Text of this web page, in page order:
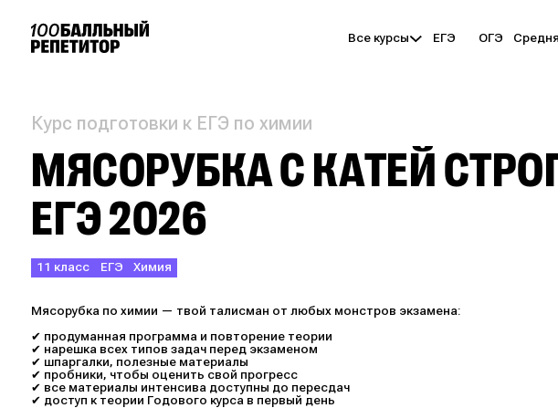
Все курсы ЕГЭ ОГЭ
Курс подготовки к ЕГЭ по химии
МЯСОРУБКА С КАТЕЙ
ЕГЭ 2026
11 класс ЕГЭ Химия
Мясорубка по химии — твой талисман от любых монстров экзамена:
✔ продуманная программа и повторение теории
✔ нарешка всех типов задач перед экзаменом
✔ шпаргалки, полезные материалы
✔ пробники, чтобы оценить свой прогресс
✔ все материалы интенсива доступны до пересдач
✔ доступ к теории Годового курса в первый день